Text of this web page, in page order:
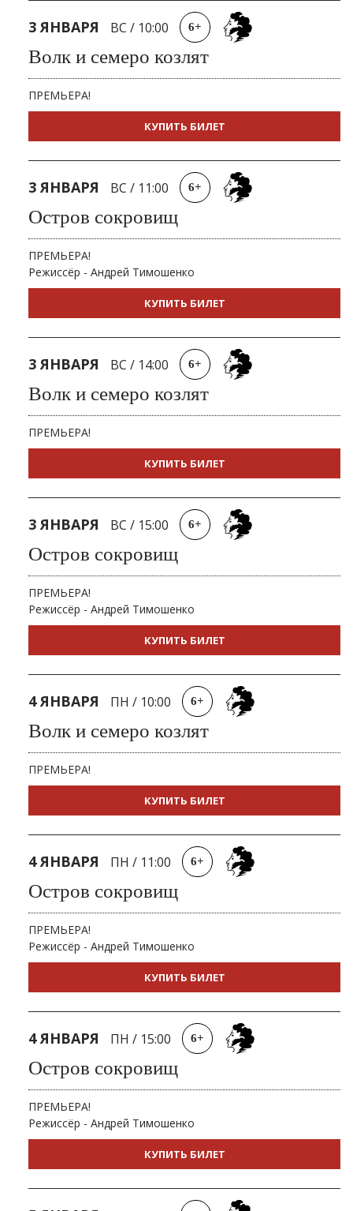
3 ЯНВАРЯ ВС / 10:00 6+
Волк и семеро козлят
ПРЕМЬЕРА!
КУПИТЬ БИЛЕТ
3 ЯНВАРЯ ВС / 11:00 6+
Остров сокровищ
ПРЕМЬЕРА!
Режиссёр - Андрей Тимошенко
КУПИТЬ БИЛЕТ
3 ЯНВАРЯ ВС / 14:00 6+
Волк и семеро козлят
ПРЕМЬЕРА!
КУПИТЬ БИЛЕТ
3 ЯНВАРЯ ВС / 15:00 6+
Остров сокровищ
ПРЕМЬЕРА!
Режиссёр - Андрей Тимошенко
КУПИТЬ БИЛЕТ
4 ЯНВАРЯ ПН / 10:00 6+
Волк и семеро козлят
ПРЕМЬЕРА!
КУПИТЬ БИЛЕТ
4 ЯНВАРЯ ПН / 11:00 6+
Остров сокровищ
ПРЕМЬЕРА!
Режиссёр - Андрей Тимошенко
КУПИТЬ БИЛЕТ
4 ЯНВАРЯ ПН / 15:00 6+
Остров сокровищ
ПРЕМЬЕРА!
Режиссёр - Андрей Тимошенко
КУПИТЬ БИЛЕТ